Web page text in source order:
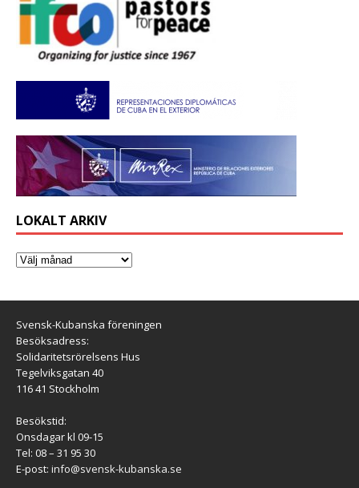
LOKALT ARKIV
Svensk-Kubanska föreningen
Besöksadress:
Solidaritetsrörelsens Hus
Tegelviksgatan 40
116 41 Stockholm
Besökstid:
Onsdagar kl 09-15
Tel: 08 – 31 95 30
E-post: info@svensk-kubanska.se